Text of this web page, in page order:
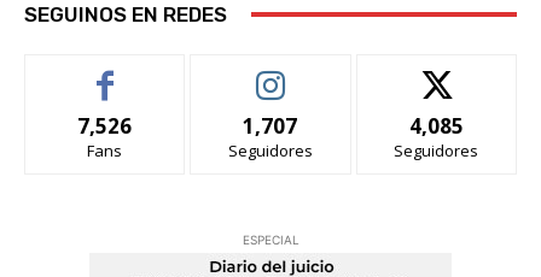
SEGUINOS EN REDES
7,526
Fans
1,707
Seguidores
4,085
Seguidores
ESPECIAL